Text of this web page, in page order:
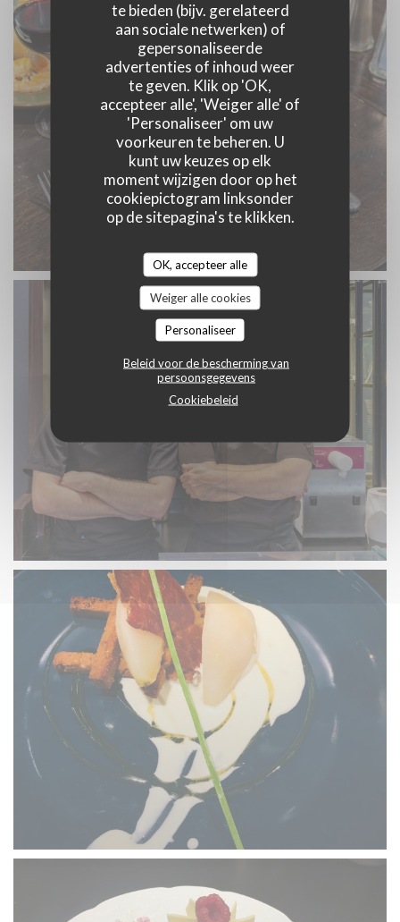
te bieden (bijv. gerelateerd
aan sociale netwerken) of
gepersonaliseerde
advertenties of inhoud weer
te geven. Klik op 'OK,
accepteer alle', 'Weiger alle' of
'Personaliseer' om uw
voorkeuren te beheren. U
kunt uw keuzes op elk
moment wijzigen door op het
cookiepictogram linksonder
op de sitepagina's te klikken.
OK, accepteer alle
Weiger alle cookies
Personaliseer
Beleid voor de bescherming van
persoonsgegevens
Cookiebeleid